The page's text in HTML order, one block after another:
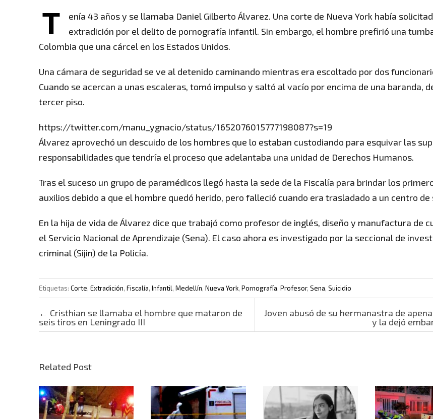
T
enía 43 años y se llamaba Daniel Gilberto Álvarez. Una corte de Nueva York había
extradición por el delito de pornografía infantil. Sin embargo, el hombre prefirió una
Colombia que una cárcel en los Estados Unidos.
Una cámara de seguridad se ve al detenido caminando mientras era escoltado por dos
Cuando se acercan a unas escaleras, tomó impulso y saltó al vacío por encima de una baranda,
tercer piso.
https://twitter.com/manu_ygnacio/status/1652076015777198087?s=19
Álvarez aprovechó un descuido de los hombres que lo estaban custodiando para esquivar las
responsabilidades que tendría el proceso que adelantaba una unidad de Derechos Humanos.
Tras el suceso un grupo de paramédicos llegó hasta la sede de la Fiscalía para brindar los
auxilios debido a que el hombre quedó herido, pero falleció cuando era trasladado a un centro de
En la hija de vida de Álvarez dice que trabajó como profesor de inglés, diseño y manufactura de
el Servicio Nacional de Aprendizaje (Sena). El caso ahora es investigado por la seccional de
criminal (Sijin) de la Policía.
Etiquetas: Corte, Extradición, Fiscalía, Infantil, Medellín, Nueva York, Pornografía, Profesor, Sena, Suicidio
Post navigation
← Cristhian se llamaba el hombre que mataron de
seis tiros en Leningrado III
Joven abusó de su hermanastra de
y la dejó
Related Post